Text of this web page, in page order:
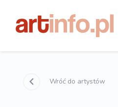
Wróć do artystów